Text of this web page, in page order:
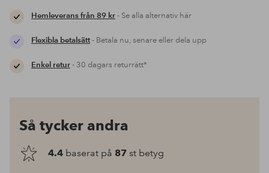
Hemleverans från 89 kr- Se alla alternativ här
Flexibla betalsätt- Betala nu, senare eller dela upp
Enkel retur- 30 dagars returrätt*
Så tycker andra
4.4 baserat på 87 st betyg